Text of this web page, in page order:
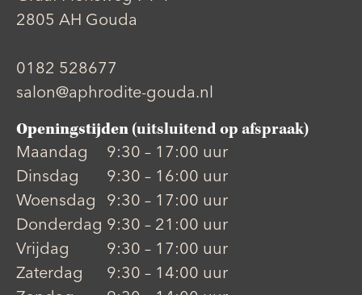
2805 AH Gouda
0182 528677
salon@aphrodite-gouda.nl
Openingstijden (uitsluitend op afspraak)
Maandag
9:30 – 17:00 uur
Dinsdag
9:30 – 16:00 uur
Woensdag
9:30 – 17:00 uur
Donderdag 9:30 – 21:00 uur
Vrijdag
9:30 – 17:00 uur
Zaterdag
9:30 – 14:00 uur